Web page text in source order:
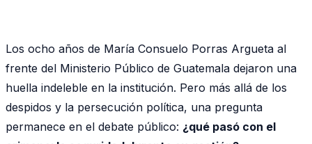
Los ocho años de María Consuelo Porras Argueta al
frente del Ministerio Público de Guatemala dejaron una
huella indeleble en la institución. Pero más allá de los
despidos y la persecución política, una pregunta
permanece en el debate público: ¿qué pasó con el